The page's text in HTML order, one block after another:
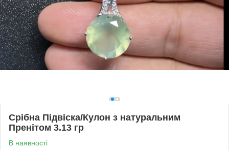
Срібна Підвіска/Кулон з натуральним
Пренітом 3.13 гр
В наявності